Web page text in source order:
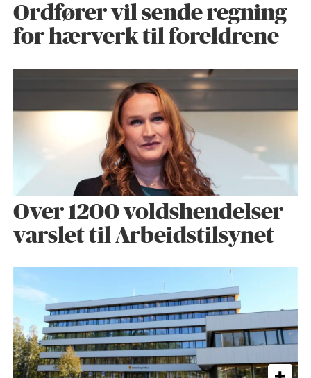
Ordfører vil sende regning
for hærverk til foreldrene
Over 1200 voldshendelser
varslet til Arbeidstilsynet